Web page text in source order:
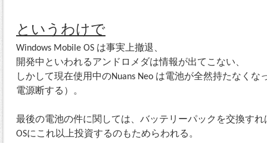
というわけで
Windows Mobile OS は事実上撤退、
開発中といわれるアンドロメダは情報が出てこない、
しかして現在使用中のNuans Neo は電池が全然持たなく
電源断する）。
最後の電池の件に関しては、バッテリーパックを交換す
OSにこれ以上投資するのもためらわれる。